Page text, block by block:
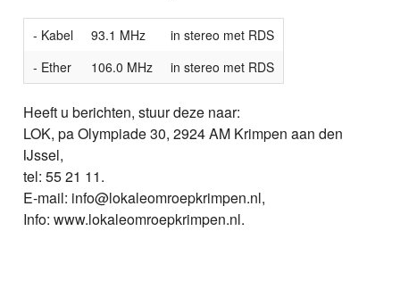
- Kabel 93.1 MHz
in stereo met RDS
- Ether
106.0 MHz in stereo met RDS
Heeft u berichten, stuur deze naar:
LOK, pa Olympiade 30, 2924 AM Krimpen aan den
IJssel,
tel: 55 21 11.
E-mail: info@lokaleomroepkrimpen.nl,
Info: www.lokaleomroepkrimpen.nl.